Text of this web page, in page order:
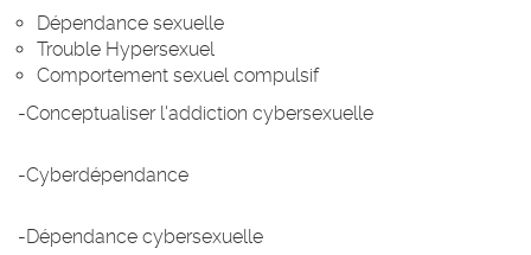
Dépendance sexuelle
Trouble Hypersexuel
Comportement sexuel compulsif
-Conceptualiser l'addiction cybersexuelle
-Cyberdépendance
-Dépendance cybersexuelle